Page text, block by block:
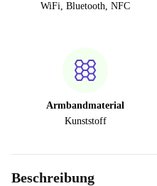
WiFi, Bluetooth, NFC
Armbandmaterial
Kunststoff
Beschreibung